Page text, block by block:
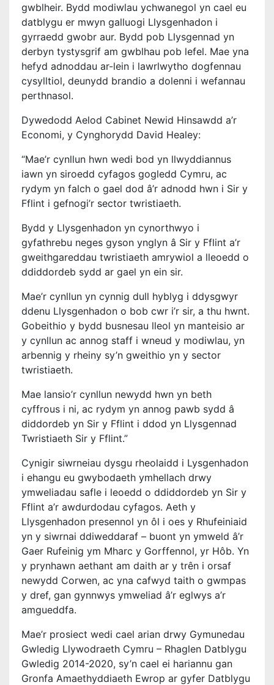
gwblheir. Bydd modiwlau ychwanegol yn cael eu
datblygu er mwyn galluogi Llysgenhadon i
gyrraedd gwobr aur. Bydd pob Llysgennad yn
derbyn tystysgrif am gwblhau pob lefel. Mae yna
hefyd adnoddau ar-lein i lawrlwytho dogfennau
cysylltiol, deunydd brandio a dolenni i wefannau
perthnasol.
Dywedodd Aelod Cabinet Newid Hinsawdd a’r
Economi, y Cynghorydd David Healey:
“Mae’r cynllun hwn wedi bod yn llwyddiannus
iawn yn siroedd cyfagos gogledd Cymru, ac
rydym yn falch o gael dod â’r adnodd hwn i Sir y
Fflint i gefnogi’r sector twristiaeth.
Bydd y Llysgenhadon yn cynorthwyo i
gyfathrebu neges gyson ynglyn â Sir y Fflint a’r
gweithgareddau twristiaeth amrywiol a lleoedd o
ddiddordeb sydd ar gael yn ein sir.
Mae’r cynllun yn cynnig dull hyblyg i ddysgwyr
ddenu Llysgenhadon o bob cwr i’r sir, a thu hwnt.
Gobeithio y bydd busnesau lleol yn manteisio ar
y cynllun ac annog staff i wneud y modiwlau, yn
arbennig y rheiny sy’n gweithio yn y sector
twristiaeth.
Mae lansio’r cynllun newydd hwn yn beth
cyffrous i ni, ac rydym yn annog pawb sydd â
diddordeb yn Sir y Fflint i ddod yn Llysgennad
Twristiaeth Sir y Fflint.”
Cynigir siwrneiau dysgu rheolaidd i Lysgenhadon
i ehangu eu gwybodaeth ymhellach drwy
ymweliadau safle i leoedd o ddiddordeb yn Sir y
Fflint a’r awdurdodau cyfagos. Aeth y
Llysgenhadon presennol yn ôl i oes y Rhufeiniaid
yn y siwrnai ddiweddaraf – buont yn ymweld â’r
Gaer Rufeinig ym Mharc y Gorffennol, yr Hôb. Yn
y prynhawn aethant am daith ar y trên i orsaf
newydd Corwen, ac yna cafwyd taith o gwmpas
y dref, gan gynnwys ymweliad â’r eglwys a’r
amgueddfa.
Mae’r prosiect wedi cael arian drwy Gymunedau
Gwledig Llywodraeth Cymru – Rhaglen Datblygu
Gwledig 2014-2020, sy’n cael ei hariannu gan
Gronfa Amaethyddiaeth Ewrop ar gyfer Datblygu